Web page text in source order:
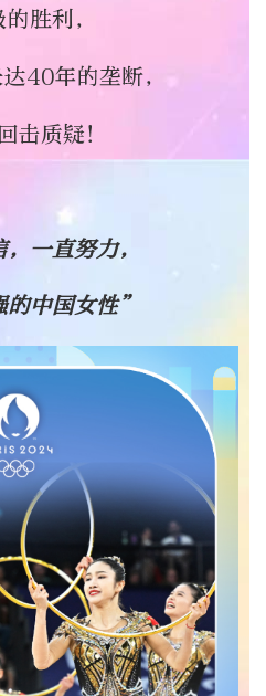
胜利，
40年的垄断，
击质疑！
一直努力，
的中国女性”